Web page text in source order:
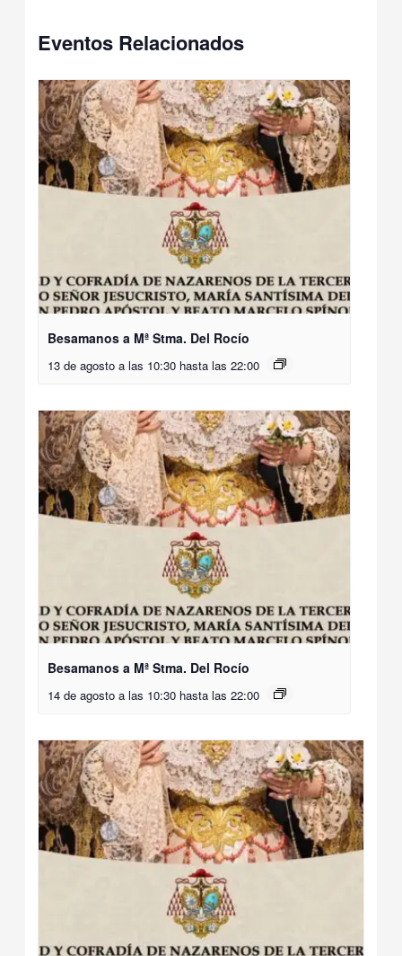
Eventos Relacionados
Besamanos a Mª Stma. Del Rocío
13 de agosto a las 10:30 hasta las 22:00
Besamanos a Mª Stma. Del Rocío
14 de agosto a las 10:30 hasta las 22:00